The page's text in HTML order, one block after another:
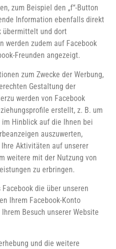
zum Beispiel den „f“-Button
Information ebenfalls direkt
übermittelt und dort
werden zudem auf Facebook
Freunden angezeigt.
zum Zwecke der Werbung,
Gestaltung der
werden von Facebook
erstellt, z. B. um
Hinblick auf die Ihnen bei
auszuwerten,
Aktivitäten auf unserer
weitere mit der Nutzung von
zu erbringen.
die über unseren
Ihrem Facebook-Konto
Besuch unserer Website
und die weitere